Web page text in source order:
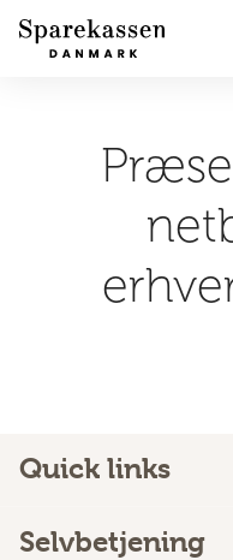
Quick links
Selvbetjening